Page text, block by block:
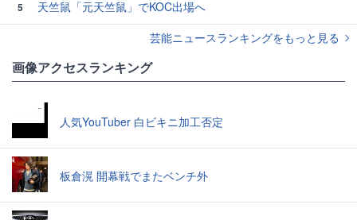
5
天竺鼠「元天竺鼠」でKOC出場へ
芸能ニュースランキングをもっと見る
画像アクセスランキング
人気YouTuber 白ビキニ加工否定
板倉滉 開幕戦でまたベンチ外